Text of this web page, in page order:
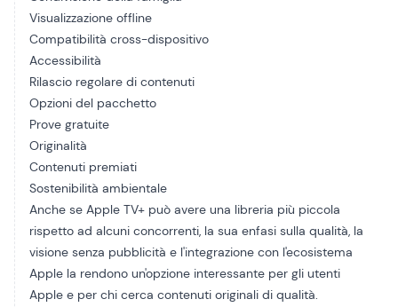
Visualizzazione offline
Compatibilità cross-dispositivo
Accessibilità
Rilascio regolare di contenuti
Opzioni del pacchetto
Prove gratuite
Originalità
Contenuti premiati
Sostenibilità ambientale
Anche se Apple TV+ può avere una libreria più piccola
rispetto ad alcuni concorrenti, la sua enfasi sulla qualità, la
visione senza pubblicità e l'integrazione con l'ecosistema
Apple la rendono un'opzione interessante per gli utenti
Apple e per chi cerca contenuti originali di qualità.